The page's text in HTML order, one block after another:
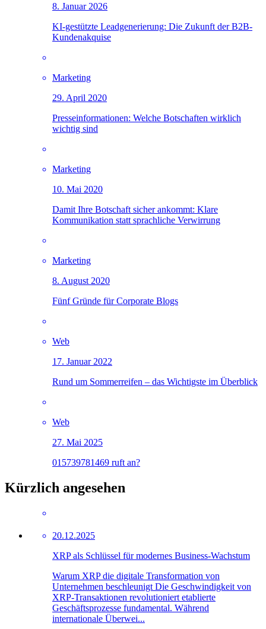
8. Januar 2026
KI-gestützte Leadgenerierung: Die Zukunft der B2B-
Kundenakquise
Marketing
29. April 2020
Presseinformationen: Welche Botschaften wirklich
wichtig sind
Marketing
10. Mai 2020
Damit Ihre Botschaft sicher ankommt: Klare
Kommunikation statt sprachliche Verwirrung
Marketing
8. August 2020
Fünf Gründe für Corporate Blogs
Web
17. Januar 2022
Rund um Sommerreifen – das Wichtigste im Überblick
Web
27. Mai 2025
015739781469 ruft an?
Kürzlich angesehen
20.12.2025
XRP als Schlüssel für modernes Business-Wachstum
Warum XRP die digitale Transformation von
Unternehmen beschleunigt Die Geschwindigkeit von
XRP-Transaktionen revolutioniert etablierte
Geschäftsprozesse fundamental. Während
internationale Überwei...